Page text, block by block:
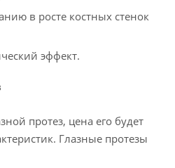
в росте костных стенок
эффект.
протез, цена его будет
Глазные протезы